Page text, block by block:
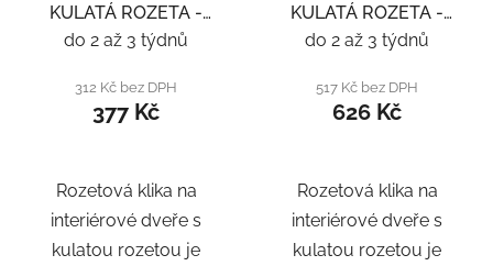
KULATÁ ROZETA -
NEREZ
do 2 až 3 týdnů
312 Kč bez DPH
377 Kč
Rozetová klika na
interiérové ​​dveře s
kulatou rozetou je
KULATÁ ROZETA -
NEREZ
do 2 až 3 týdnů
517 Kč bez DPH
626 Kč
Rozetová klika na
interiérové ​​dveře s
kulatou rozetou je